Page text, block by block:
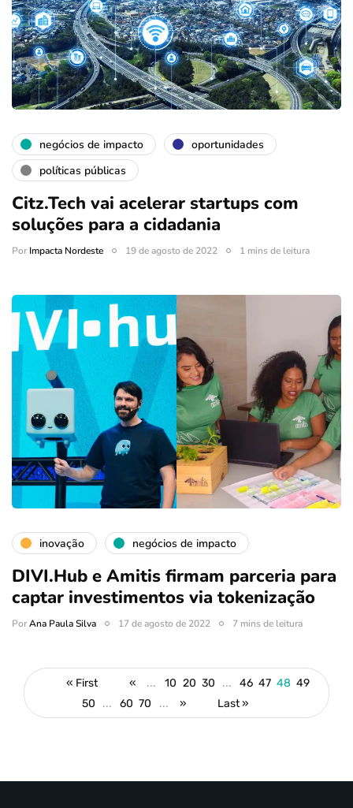
negócios de impacto
oportunidades
políticas públicas
Citz.Tech vai acelerar startups com
soluções para a cidadania
PorImpacta Nordeste 19 de agosto de 2022 1 mins de leitura
inovação negócios de impacto
DIVI.Hub e Amitis firmam parceria para
captar investimentos via tokenização
PorAna Paula Silva 17 de agosto de 2022 7 mins de leitura
« First « ... 10 20 30 ... 46 47 48 49
50
... 60 70 ... » Last »